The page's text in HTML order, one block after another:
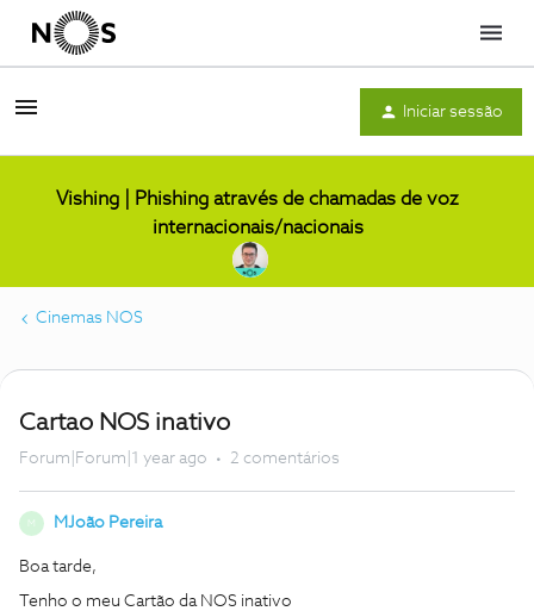
Menu
Iniciar sessão
Vishing | Phishing através de chamadas de voz
internacionais/nacionais
Cinemas NOS
Cartao NOS inativo
Forum|Forum|1 year ago 2 comentários
M MJoão Pereira
Boa tarde,
Tenho o meu Cartão da NOS inativo